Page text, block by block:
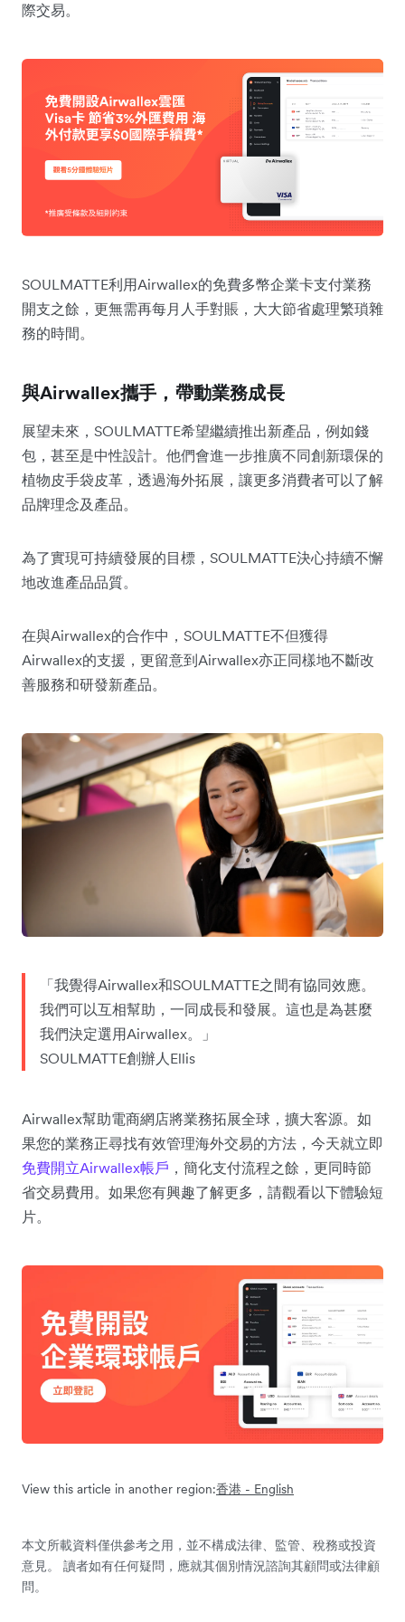
際交易。
SOULMATTE利用Airwallex的免費多幣企業卡支付業務
開支之餘，更無需再每月人手對賬，大大節省處理繁瑣雜
務的時間。
與Airwallex攜手，帶動業務成長
展望未來，SOULMATTE希望繼續推出新產品，例如錢
包，甚至是中性設計。他們會進一步推廣不同創新環保的
植物皮手袋皮革，透過海外拓展，讓更多消費者可以了解
品牌理念及產品。
為了實現可持續發展的目標，SOULMATTE決心持續不懈
地改進產品品質。
在與Airwallex的合作中，SOULMATTE不但獲得
Airwallex的支援，更留意到Airwallex亦正同樣地不斷改
善服務和研發新產品。
「我覺得Airwallex和SOULMATTE之間有協同效應。
我們可以互相幫助，一同成長和發展。這也是為甚麼
我們決定選用Airwallex。」
SOULMATTE創辦人Ellis
Airwallex幫助電商網店將業務拓展全球，擴大客源。如
果您的業務正尋找有效管理海外交易的方法，今天就立即
免費開立Airwallex帳戶 ，簡化支付流程之餘，更同時節
省交易費用。如果您有興趣了解更多，請觀看以下體驗短
片。
View this article in another region:香港 - English
本文所載資料僅供參考之用，並不構成法律、監管、稅務或投資
意見。 讀者如有任何疑問，應就其個別情況諮詢其顧問或法律顧
問。